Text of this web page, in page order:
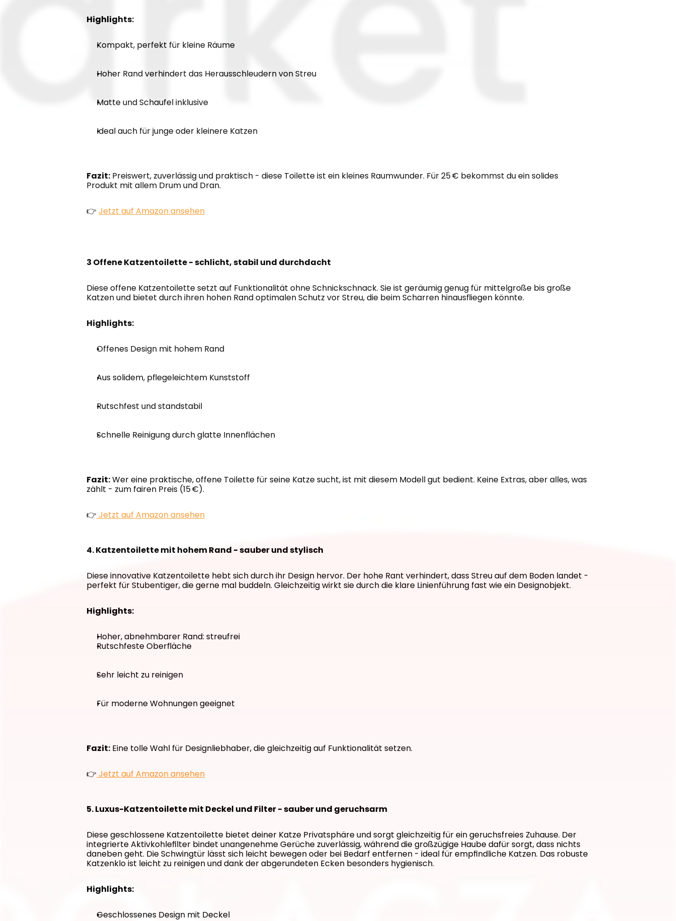
Highlights:
Kompakt, perfekt für kleine Räume
Hoher Rand verhindert das Herausschleudern von Streu
Matte und Schaufel inklusive
Ideal auch für junge oder kleinere Katzen
Fazit: Preiswert, zuverlässig und praktisch - diese Toilette ist ein kleines Raumwunder. Für 25 € bekommst du ein solides
Produkt mit allem Drum und Dran.
👉 Jetzt auf Amazon ansehen
3 Offene Katzentoilette - schlicht, stabil und durchdacht
Diese offene Katzentoilette setzt auf Funktionalität ohne Schnickschnack. Sie ist geräumig genug für mittelgroße bis große
Katzen und bietet durch ihren hohen Rand optimalen Schutz vor Streu, die beim Scharren hinausfliegen könnte.
Highlights:
Offenes Design mit hohem Rand
Aus solidem, pflegeleichtem Kunststoff
Rutschfest und standstabil
Schnelle Reinigung durch glatte Innenflächen
Fazit: Wer eine praktische, offene Toilette für seine Katze sucht, ist mit diesem Modell gut bedient. Keine Extras, aber alles, was
zählt - zum fairen Preis (15 €).
👉 Jetzt auf Amazon ansehen
4. Katzentoilette mit hohem Rand - sauber und stylisch
Diese innovative Katzentoilette hebt sich durch ihr Design hervor. Der hohe Rant verhindert, dass Streu auf dem Boden landet -
perfekt für Stubentiger, die gerne mal buddeln. Gleichzeitig wirkt sie durch die klare Linienführung fast wie ein Designobjekt.
Highlights:
Hoher, abnehmbarer Rand: streufrei
Rutschfeste Oberfläche
Sehr leicht zu reinigen
Für moderne Wohnungen geeignet
Fazit: Eine tolle Wahl für Designliebhaber, die gleichzeitig auf Funktionalität setzen.
👉 Jetzt auf Amazon ansehen
5. Luxus-Katzentoilette mit Deckel und Filter - sauber und geruchsarm
Diese geschlossene Katzentoilette bietet deiner Katze Privatsphäre und sorgt gleichzeitig für ein geruchsfreies Zuhause. Der
integrierte Aktivkohlefilter bindet unangenehme Gerüche zuverlässig, während die großzügige Haube dafür sorgt, dass nichts
daneben geht. Die Schwingtür lässt sich leicht bewegen oder bei Bedarf entfernen - ideal für empfindliche Katzen. Das robuste
Katzenklo ist leicht zu reinigen und dank der abgerundeten Ecken besonders hygienisch.
Highlights:
Geschlossenes Design mit Deckel